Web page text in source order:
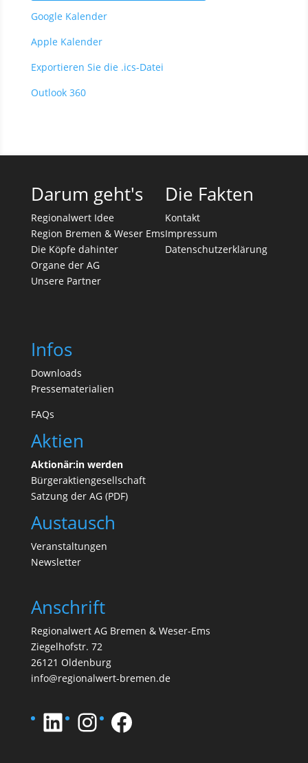
Google Kalender
Apple Kalender
Exportieren Sie die .ics-Datei
Outlook 360
Darum geht's
Regionalwert Idee
Region Bremen & Weser Ems
Die Köpfe dahinter
Organe der AG
Unsere Partner
Die Fakten
Kontakt
Impressum
Datenschutzerklärung
Infos
Downloads
Pressematerialien
FAQs
Aktien
Aktionär:in werden
Bürgeraktiengesellschaft
Satzung der AG (PDF)
Austausch
Veranstaltungen
Newsletter
Anschrift
Regionalwert AG Bremen & Weser-Ems
Ziegelhofstr. 72
26121 Oldenburg
info@regionalwert-bremen.de
LinkedIn
Instagram
Facebook